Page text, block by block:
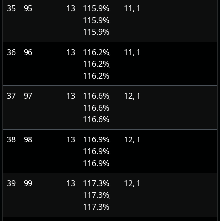
35 95 13
115.9%,
115.9%,
115.9%
11, 1
36 96 13
116.2%,
116.2%,
116.2%
11, 1
37 97 13
116.6%,
116.6%,
116.6%
12, 1
38 98 13
116.9%,
116.9%,
116.9%
12, 1
39 99 13
117.3%,
117.3%,
117.3%
12, 1